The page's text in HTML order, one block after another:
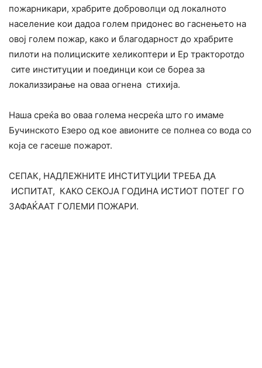
пожарникари, храбрите доброволци од локалното
население кои дадоа голем придонес во гаснењето на
овој голем пожар, како и благодарност до храбрите
пилоти на полициските хеликоптери и Ер тракторотдо
сите институции и поединци кои се бореа за
локализзирање на оваа огнена стихија.
Наша среќа во оваа голема несреќа што го имаме
Бучинското Езеро од кое авионите се полнеа со вода со
која се гасеше пожарот.
СЕПАК, НАДЛЕЖНИТЕ ИНСТИТУЦИИ ТРЕБА ДА
ИСПИТАТ, КАКО СЕКОЈА ГОДИНА ИСТИОТ ПОТЕГ ГО
ЗАФАЌААТ ГОЛЕМИ ПОЖАРИ.